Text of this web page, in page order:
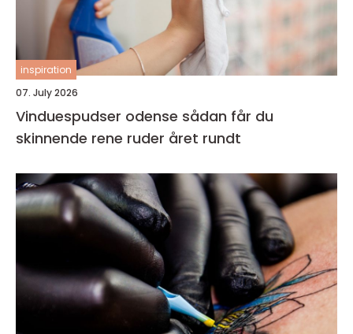
inspiration
07. July 2026
Vinduespudser odense sådan får du
skinnende rene ruder året rundt